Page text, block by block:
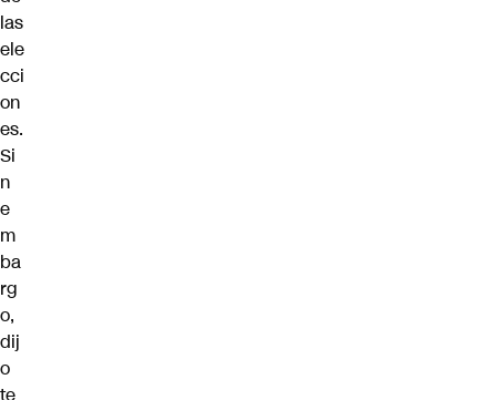
las
ele
cci
on
es.
Si
n
e
m
ba
rg
o,
dij
o